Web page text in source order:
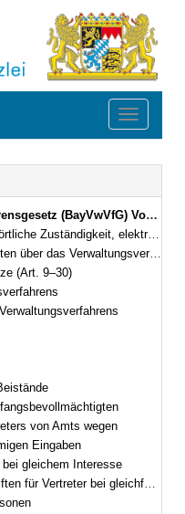
Toggle
1976 (BayRS II S. 213) BayRS 2010-1-I (Art. 1–99)
Amtshilfe, europäische Verwaltungszusammenarbeit (Art. 1–8e)
Verwaltungsverfahren (Art. 9–34)
(Art. 9–30)
von Amts wegen
Eingaben
gleichem Interesse
Eingaben und bei gleichem Interesse